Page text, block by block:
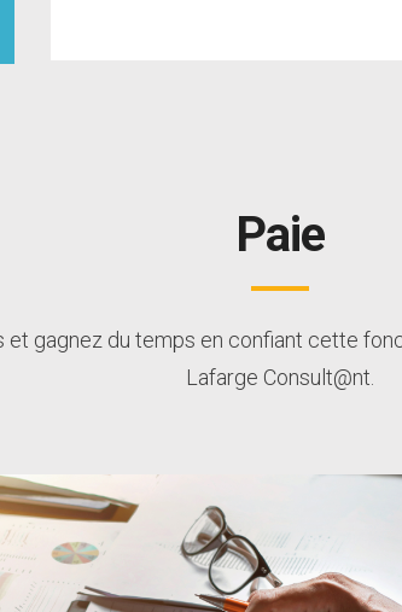
Paie
et gagnez du temps en confiant cette
Lafarge Consult@nt.